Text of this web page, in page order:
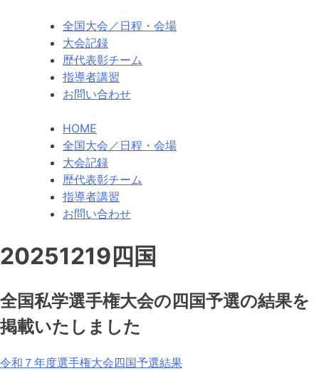
全国大会 ／日程・会場
大会記録
歴代表彰チーム
指導者講習
お問い合わせ
HOME
全国大会／日程・会場
大会記録
歴代表彰チーム
指導者講習
お問い合わせ
20251219四国
全国私学選手権大会の四国予選の結果を
掲載いたしました
令和７年度選手権大会四国予選結果